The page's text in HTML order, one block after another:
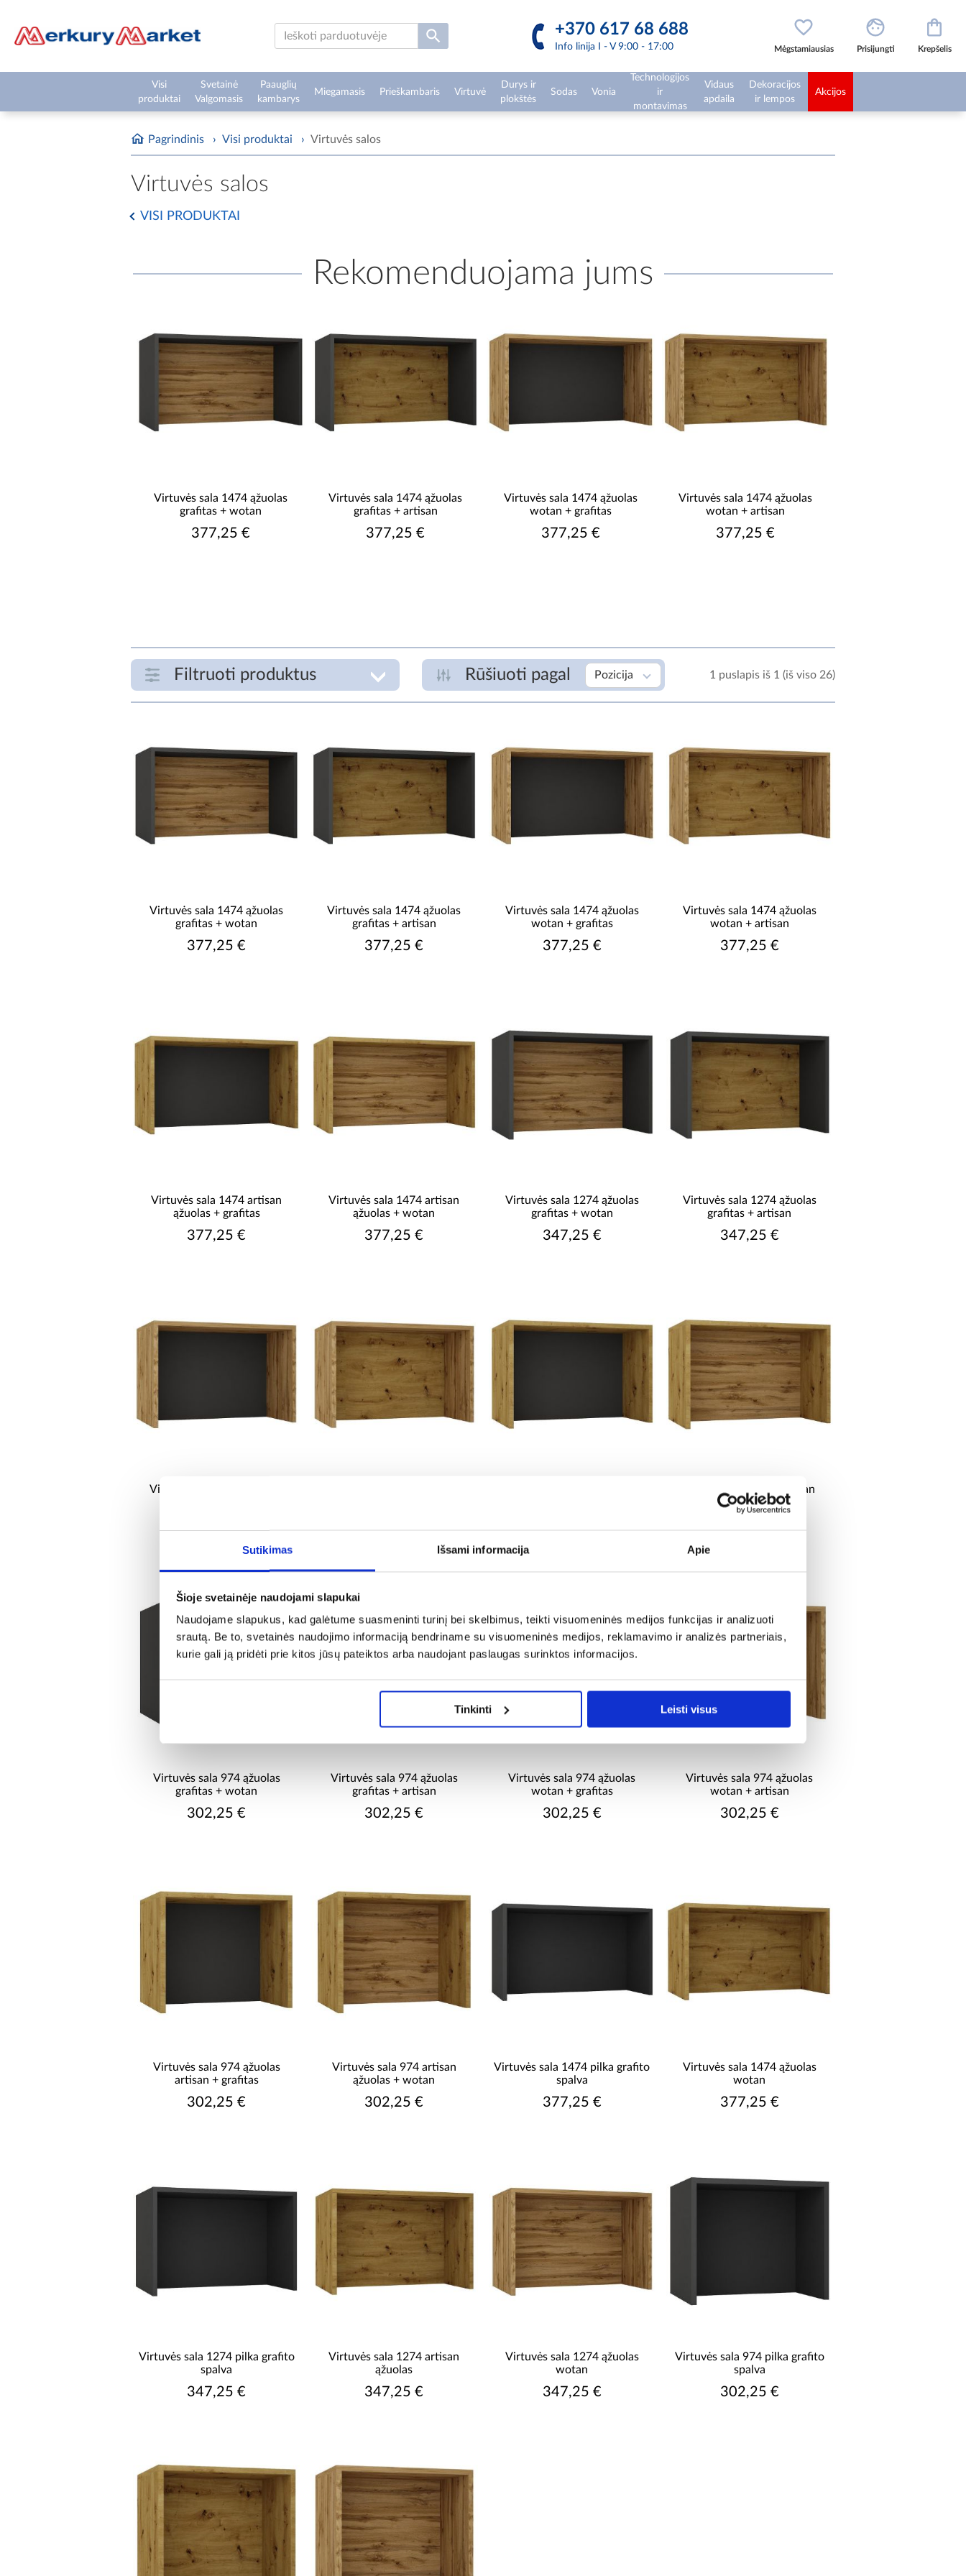
Sutikimas Išsami informacija Apie
Šioje svetainėje naudojami slapukai
Naudojame slapukus, kad galėtume suasmeninti turinį bei skelbimus, teikti visuomeninės medijos funkcijas ir analizuoti
srautą. Be to, svetainės naudojimo informaciją bendriname su visuomeninės medijos, reklamavimo ir analizės partneriais,
kurie gali ją pridėti prie kitos jūsų pateiktos arba naudojant paslaugas surinktos informacijos.
Tinkinti Leisti visus
+370 617 68 688
Info linija I - V 9:00 - 17:00 Mėgstamiausias Prisijungti Krepšelis
Visi
produktai
Svetainė
Valgomasis
Paauglių
kambarys
Miegamasis Prieškambaris Virtuvė
Durys ir
plokštės
Sodas Vonia
Technologijos
ir
montavimas
Vidaus
apdaila
Dekoracijos
ir lempos
Akcijos
Pagrindinis › Visi produktai › Virtuvės salos
Virtuvės salos
VISI PRODUKTAI
Rekomenduojama jums
Virtuvės sala 1474 ąžuolas
grafitas + wotan
377,25 €
Virtuvės sala 1474 ąžuolas
grafitas + artisan
377,25 €
Virtuvės sala 1474 ąžuolas
wotan + grafitas
377,25 €
Virtuvės sala 1474 ąžuolas
wotan + artisan
377,25 €
Filtruoti produktus Rūšiuoti pagal Pozicija 1 puslapis iš 1 (iš viso 26)
€ €
ILGIS [CM]
ILGIS PRIEŠ IŠSKLEIDIMĄ [CM]
ILGIS IŠSKLEISTO [CM]
šviesus medis
KOJŲ MEDŽIAGA
medžio drožlių plokštė
matinis
STALVIRŠIO FORMA
stačiakampis
SULANKSTOMAS STALVIRŠIS
ne sulankstomas
Virtuvės sala 1474 ąžuolas
grafitas + wotan
377,25 €
Virtuvės sala 1474 ąžuolas
grafitas + artisan
377,25 €
Virtuvės sala 1474 ąžuolas
wotan + grafitas
377,25 €
Virtuvės sala 1474 ąžuolas
wotan + artisan
377,25 €
Virtuvės sala 1474 artisan
ąžuolas + grafitas
377,25 €
Virtuvės sala 1474 artisan
ąžuolas + wotan
377,25 €
Virtuvės sala 1274 ąžuolas
grafitas + wotan
347,25 €
Virtuvės sala 1274 ąžuolas
grafitas + artisan
347,25 €
Virtuvės sala 1274 ąžuolas
Virtuvės sala 1274 artisan
ąžuolas + wotan
Virtuvės sala 974 ąžuolas
grafitas + wotan
302,25 €
Virtuvės sala 974 ąžuolas
grafitas + artisan
302,25 €
Virtuvės sala 974 ąžuolas
wotan + grafitas
302,25 €
Virtuvės sala 974 ąžuolas
wotan + artisan
302,25 €
Virtuvės sala 974 ąžuolas
artisan + grafitas
302,25 €
Virtuvės sala 974 artisan
ąžuolas + wotan
302,25 €
Virtuvės sala 1474 pilka grafito
spalva
377,25 €
Virtuvės sala 1474 ąžuolas
wotan
377,25 €
Virtuvės sala 1274 pilka grafito
spalva
347,25 €
Virtuvės sala 1274 artisan
ąžuolas
347,25 €
Virtuvės sala 1274 ąžuolas
wotan
347,25 €
Virtuvės sala 974 pilka grafito
spalva
302,25 €